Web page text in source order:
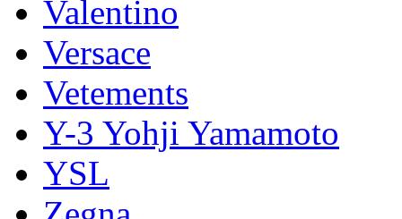
Valentino
Versace
Vetements
Y-3 Yohji Yamamoto
YSL